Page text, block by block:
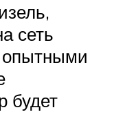
сеть
опытными
будет